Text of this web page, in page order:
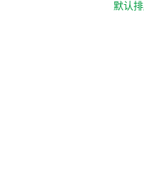
默认